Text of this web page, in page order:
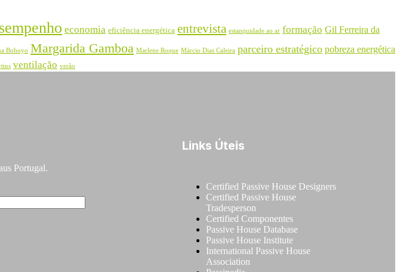
economia eficiência energética entrevista estanquidade ao ar formação Gil Ferreira da
Bohoyo Margarida Gamboa Marlene Roque Márcio Dias Caleira parceiro estratégico pobreza energética
ventilação verão
Portugal.
Links Úteis
Certified Passive House Designers
Certified Passive House
Tradesperson
Certified Componentes
Passive House Database
Passive House Institute
International Passive House
Association